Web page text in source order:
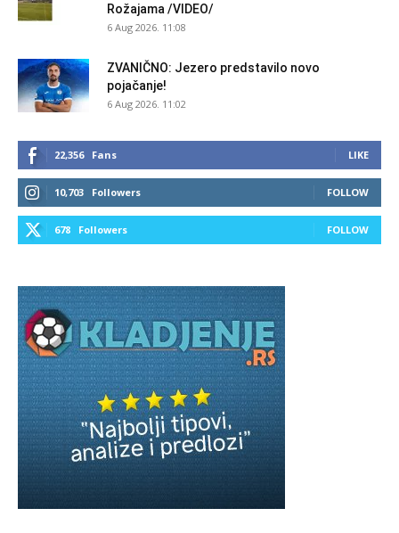
Rožajama /VIDEO/
6 Aug 2026. 11:08
ZVANIČNO: Jezero predstavilo novo
pojačanje!
6 Aug 2026. 11:02
22,356 Fans LIKE
10,703 Followers FOLLOW
678 Followers FOLLOW